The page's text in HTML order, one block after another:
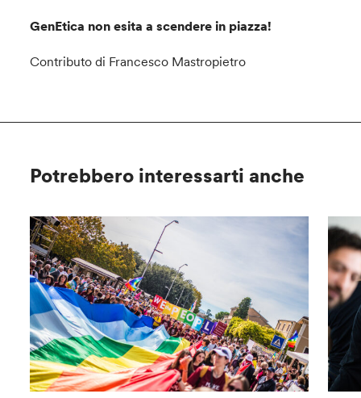
GenEtica non esita a scendere in piazza!
Contributo di Francesco Mastropietro
Potrebbero interessarti anche